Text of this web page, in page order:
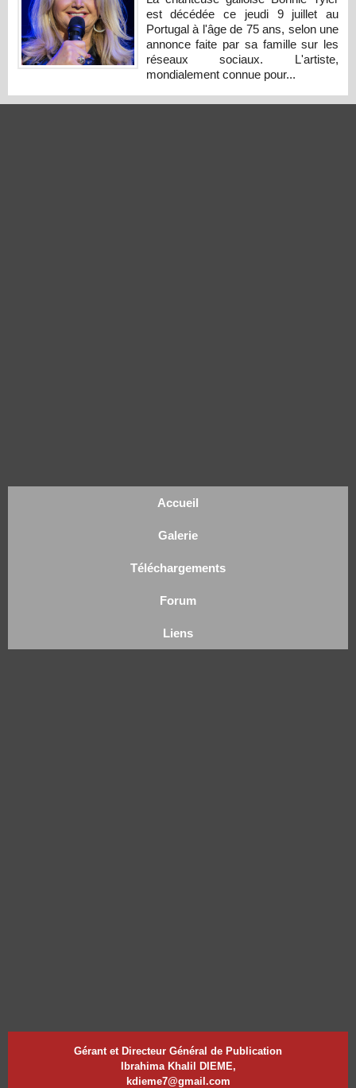
est décédée ce jeudi 9 juillet au
Portugal à l'âge de 75 ans, selon une
annonce faite par sa famille sur les
réseaux sociaux. L'artiste,
mondialement connue pour...
Accueil
Galerie
Téléchargements
Forum
Liens
Gérant et Directeur Général de Publication
Ibrahima Khalil DIEME,
kdieme7@gmail.com